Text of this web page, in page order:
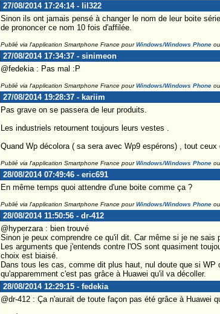
27/08/2014 17:24:14 - lil322
Sinon ils ont jamais pensé à changer le nom de leur boite
de prononcer ce nom 10 fois d'affilée.
Publié via l'application Smartphone France pourWindows/Windows Phoneou
27/08/2014 17:34:37 - sinimeon
@fedekia : Pas mal :P
Publié via l'application Smartphone France pourWindows/Windows Phoneou
27/08/2014 19:28:37 - kariim
Pas grave on se passera de leur produits.
Les industriels retournent toujours leurs vestes .
Quand Wp décolora ( sa sera avec Wp9 espérons) , tout
Publié via l'application Smartphone France pourWindows/Windows Phoneou
28/08/2014 07:49:46 - eric691
En même temps quoi attendre d'une boite comme ça ?
Publié via l'application Smartphone France pourWindows/Windows Phoneou
28/08/2014 11:50:56 - dr-412
@hyperzara : bien trouvé
Sinon je peux comprendre ce qu'il dit. Car même si je ne
Les arguments que j'entends contre l'OS sont quasiment
choix est biaisé.
Dans tous les cas, comme dit plus haut, nul doute que si
qu'apparemment c'est pas grâce à Huawei qu'il va décoller.
28/08/2014 12:29:15 - fedekia
@dr-412 : Ça n'aurait de toute façon pas été grâce à Huawei